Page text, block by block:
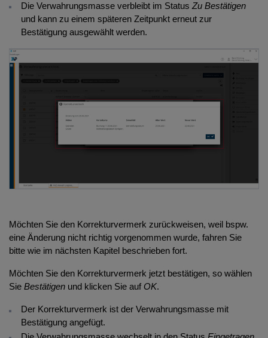
Die Verwahrungsmasse verbleibt im Status Zu Bestätigen
und kann zu einem späteren Zeitpunkt erneut zur
Bestätigung ausgewählt werden.
Möchten Sie den Korrekturvermerk zurückweisen, weil bspw.
eine Änderung nicht richtig vorgenommen wurde, fahren Sie
bitte wie im nächsten Kapitel beschrieben fort.
Möchten Sie den Korrekturvermerk jetzt bestätigen, so wählen
Sie Bestätigen und klicken Sie auf OK.
Der Korrekturvermerk ist der Verwahrungsmasse mit
Bestätigung angefügt.